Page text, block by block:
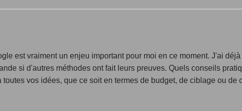
est vraiment un enjeu important pour moi en ce moment. J'ai
si d'autres méthodes ont fait leurs preuves. Quels conseils
vos idées, que ce soit en termes de budget, de ciblage ou